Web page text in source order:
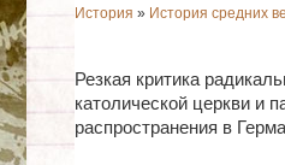
История » История средних
Резкая критика
католической церкви и
распространения в